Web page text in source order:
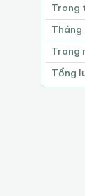
Trong
Trong
Tổng